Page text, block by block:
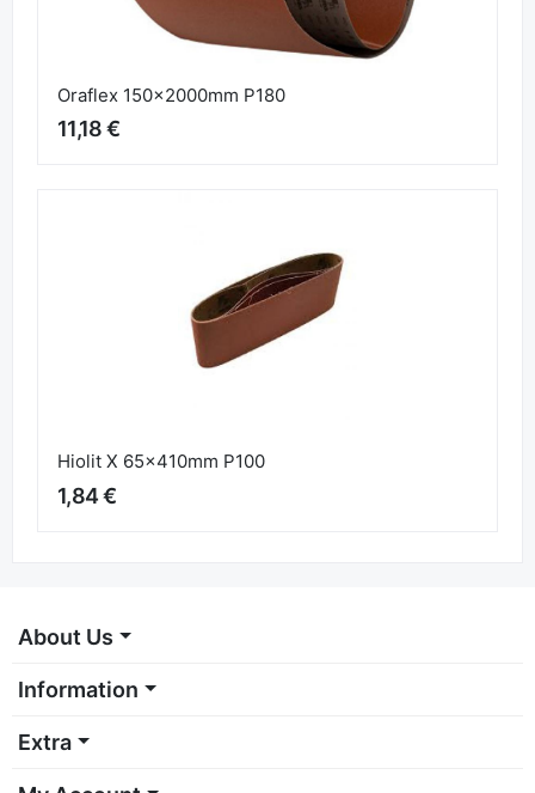
Oraflex 150x2000mm P180
11,18 €
Hiolit X 65x410mm P100
1,84 €
About Us
Information
Extra